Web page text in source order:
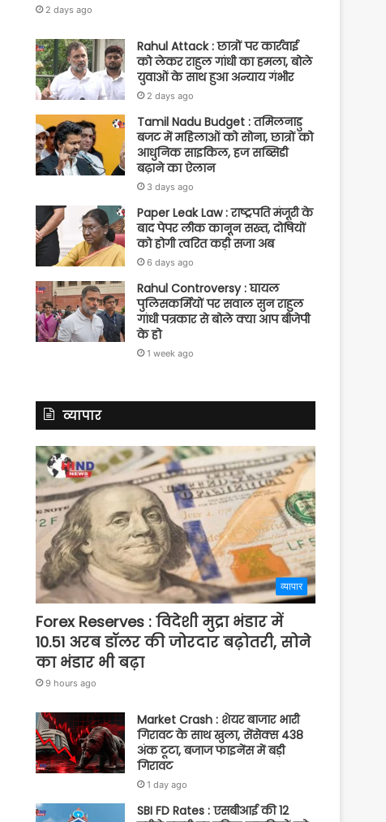
2 days ago
Rahul Attack : छात्रों पर कार्रवाई
को लेकर राहुल गांधी का हमला, बोले
युवाओं के साथ हुआ अन्याय गंभीर
2 days ago
Tamil Nadu Budget : तमिलनाडु
बजट में महिलाओं को सोना, छात्रों को
आधुनिक साइकिल, हज सब्सिडी
बढ़ाने का ऐलान
3 days ago
Paper Leak Law : राष्ट्रपति मंजूरी के
बाद पेपर लीक कानून सख्त, दोषियों
को होगी त्वरित कड़ी सजा अब
6 days ago
Rahul Controversy : घायल
पुलिसकर्मियों पर सवाल सुन राहुल
गांधी पत्रकार से बोले क्या आप बीजेपी
के हो
1 week ago
व्यापार
व्यापार
Forex Reserves : विदेशी मुद्रा भंडार में
10.51 अरब डॉलर की जोरदार बढ़ोतरी, सोने
का भंडार भी बढ़ा
9 hours ago
Market Crash : शेयर बाजार भारी
गिरावट के साथ खुला, सेंसेक्स 438
अंक टूटा, बजाज फाइनेंस में बड़ी
गिरावट
1 day ago
SBI FD Rates : एसबीआई की 12